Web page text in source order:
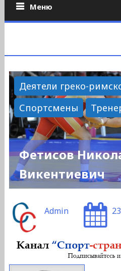
Меню
Деятели греко-
Спортсмены
Фетисов
Викентиевич
Admin